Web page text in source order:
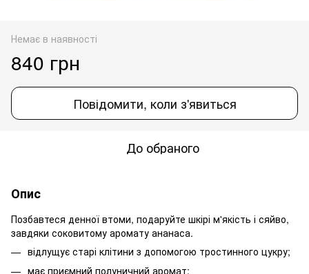
Немає в наявності
840 грн
Повідомити, коли з'явиться
До обраного
Опис
Позбавтеся денної втоми, подаруйте шкірі м'якість і сяйво,
завдяки соковитому аромату ананаса.
відлущує старі клітини з допомогою тростинного цукру;
має приємний полуничний аромат;